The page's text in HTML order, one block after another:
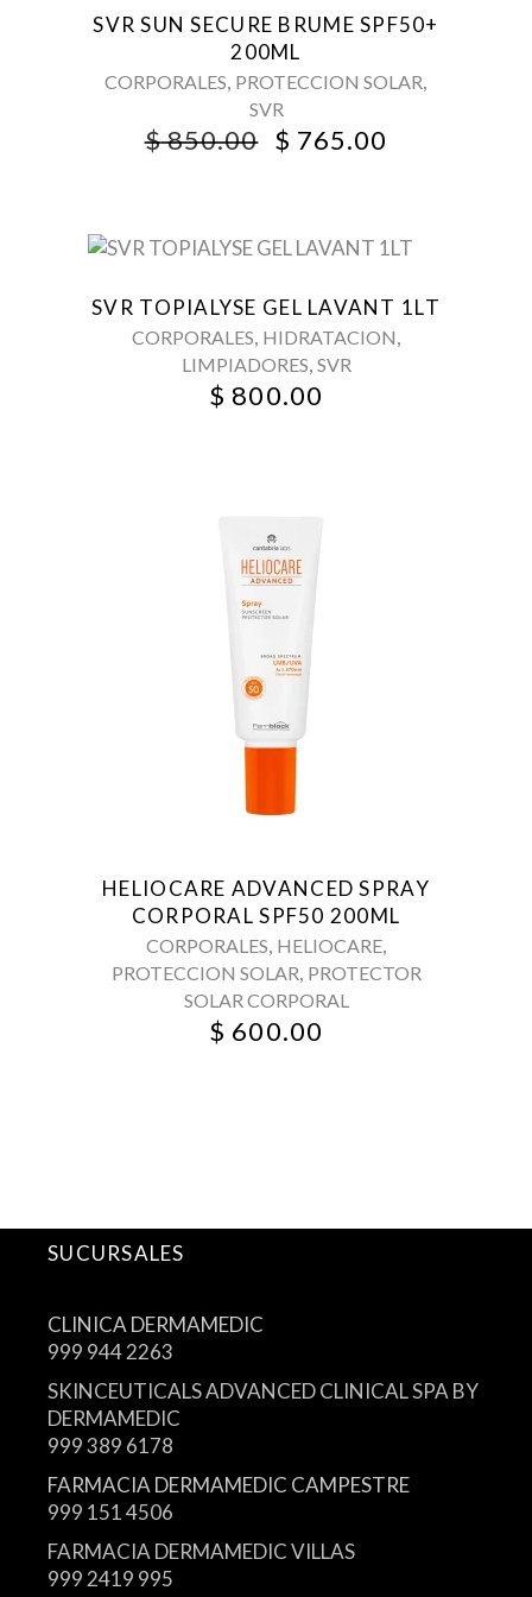
SVR SUN SECURE BRUME SPF50+
200ML
CORPORALES, PROTECCION SOLAR,
SVR
$850.00 ORIGINAL
PRICE
$ 765.00
SVR TOPIALYSE GEL LAVANT 1LT
CORPORALES, HIDRATACION,
LIMPIADORES, SVR
$ 800.00
HELIOCARE ADVANCED SPRAY
CORPORAL SPF50 200ML
CORPORALES, HELIOCARE,
PROTECCION SOLAR, PROTECTOR
SOLAR CORPORAL
$ 600.00
SUCURSALES
CLINICA DERMAMEDIC
999 944 2263
SKINCEUTICALS ADVANCED CLINICAL SPA BY
DERMAMEDIC
999 389 6178
FARMACIA DERMAMEDIC CAMPESTRE
999 151 4506
FARMACIA DERMAMEDIC VILLAS
999 2419 995